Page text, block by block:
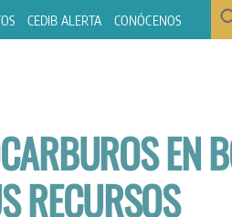
CEDIB ALERTA CONÓCENOS
EN
RECURSOS